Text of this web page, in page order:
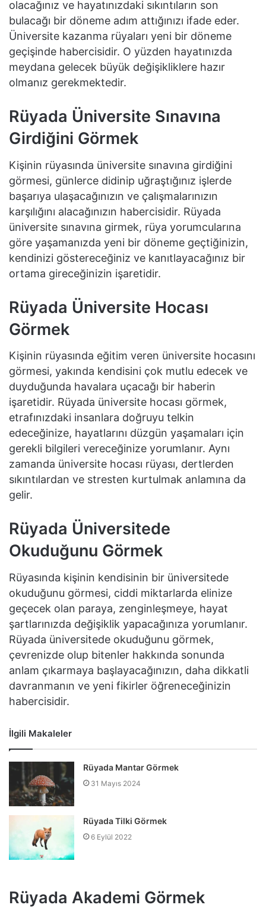
olacağınız ve hayatınızdaki sıkıntıların son
bulacağı bir döneme adım attığınızı ifade eder.
Üniversite kazanma rüyaları yeni bir döneme
geçişinde habercisidir. O yüzden hayatınızda
meydana gelecek büyük değişikliklere hazır
olmanız gerekmektedir.
Rüyada Üniversite Sınavına
Girdiğini Görmek
Kişinin rüyasında üniversite sınavına girdiğini
görmesi, günlerce didinip uğraştığınız işlerde
başarıya ulaşacağınızın ve çalışmalarınızın
karşılığını alacağınızın habercisidir. Rüyada
üniversite sınavına girmek, rüya yorumcularına
göre yaşamanızda yeni bir döneme geçtiğinizin,
kendinizi göstereceğiniz ve kanıtlayacağınız bir
ortama gireceğinizin işaretidir.
Rüyada Üniversite Hocası
Görmek
Kişinin rüyasında eğitim veren üniversite hocasını
görmesi, yakında kendisini çok mutlu edecek ve
duyduğunda havalara uçacağı bir haberin
işaretidir. Rüyada üniversite hocası görmek,
etrafınızdaki insanlara doğruyu telkin
edeceğinize, hayatlarını düzgün yaşamaları için
gerekli bilgileri vereceğinize yorumlanır. Aynı
zamanda üniversite hocası rüyası, dertlerden
sıkıntılardan ve stresten kurtulmak anlamına da
gelir.
Rüyada Üniversitede
Okuduğunu Görmek
Rüyasında kişinin kendisinin bir üniversitede
okuduğunu görmesi, ciddi miktarlarda elinize
geçecek olan paraya, zenginleşmeye, hayat
şartlarınızda değişiklik yapacağınıza yorumlanır.
Rüyada üniversitede okuduğunu görmek,
çevrenizde olup bitenler hakkında sonunda
anlam çıkarmaya başlayacağınızın, daha dikkatli
davranmanın ve yeni fikirler öğreneceğinizin
habercisidir.
İlgili Makaleler
Rüyada Mantar Görmek
31 Mayıs 2024
Rüyada Tilki Görmek
6 Eylül 2022
Rüyada Akademi Görmek